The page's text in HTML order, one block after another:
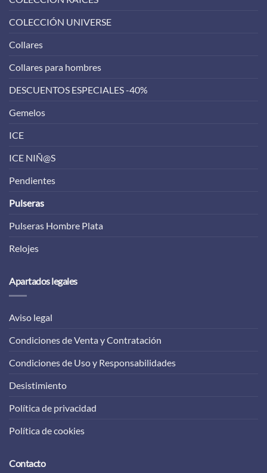
COLECCIÓN UNIVERSE
Collares
Collares para hombres
DESCUENTOS ESPECIALES -40%
Gemelos
ICE
ICE NIÑ@S
Pendientes
Pulseras
Pulseras Hombre Plata
Relojes
Apartados legales
Aviso legal
Condiciones de Venta y Contratación
Condiciones de Uso y Responsabilidades
Desistimiento
Política de privacidad
Política de cookies
Contacto